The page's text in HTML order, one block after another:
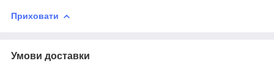
Приховати
Умови доставки